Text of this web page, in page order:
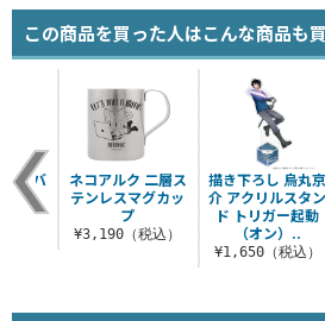
この商品を買った人はこんな商品も
描き下ろし 烏丸京
介 アクリルスタン
ド トリガー起動
（オン）..
¥1,650（税込）
コバ
込）
ネコアルク 二層ス
テンレスマグカッ
プ
¥3,190（税込）